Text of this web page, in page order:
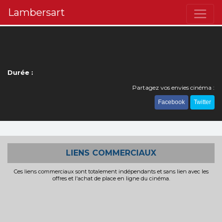
Lambersart
Durée :
Partagez vos envies cinéma :
Facebook Twitter
LIENS COMMERCIAUX
Ces liens commerciaux sont totalement indépendants et sans lien avec les
offres et l'achat de place en ligne du cinéma.